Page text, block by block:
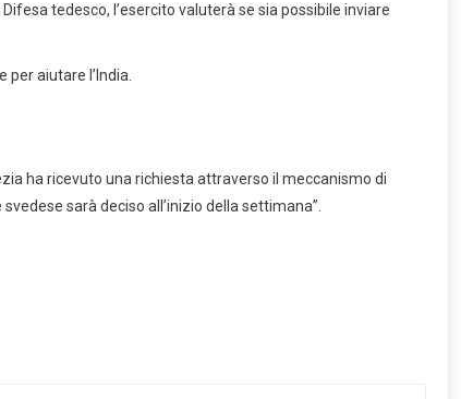
tedesco, l’esercito valuterà se sia possibile inviare
per aiutare l’India.
ha ricevuto una richiesta attraverso il meccanismo di
sarà deciso all’inizio della settimana”.